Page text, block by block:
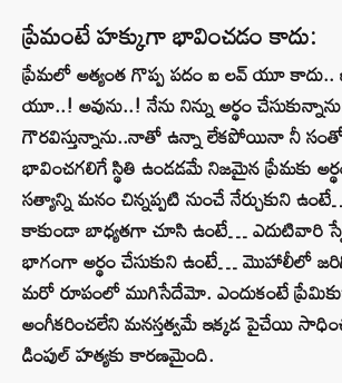
ప్రేమంటే హక్కుగా భావించడం కాదు:
ప్రేమలో అత్యంత గొప్ప పదం ఐ లవ్ యూ కాదు..
యూ..! అవును..! నేను నిన్ను అర్థం
గౌరవిస్తున్నాను..నాతో ఉన్నా లేకపోయినా నీ
భావించగలిగే స్థితి ఉండడమే నిజమైన ప్రేమకు
సత్యాన్ని మనం చిన్నప్పటి నుంచే నేర్చుకుని
కాకుండా బాధ్యతగా చూసి ఉంటే… ఎదుటివారి
భాగంగా అర్థం చేసుకుని ఉంటే… మొహాలీలో
మరో రూపంలో ముగిసేదేమో. ఎందుకంటే
అంగీకరించలేని మనస్తత్వమే ఇక్కడ పైచేయి
డింపుల్‌ హత్యకు కారణమైంది.